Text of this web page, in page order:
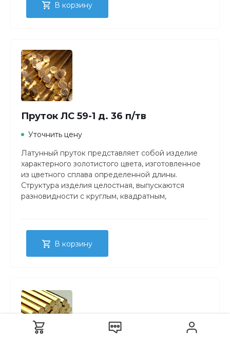
В корзину
Пруток ЛС 59-1 д. 36 п/тв
Уточнить цену
Латунный пруток представляет собой изделие
характерного золотистого цвета, изготовленное
из цветного сплава определенной длины.
Структура изделия целостная, выпускаются
разновидности с круглым, квадратным,
В корзину